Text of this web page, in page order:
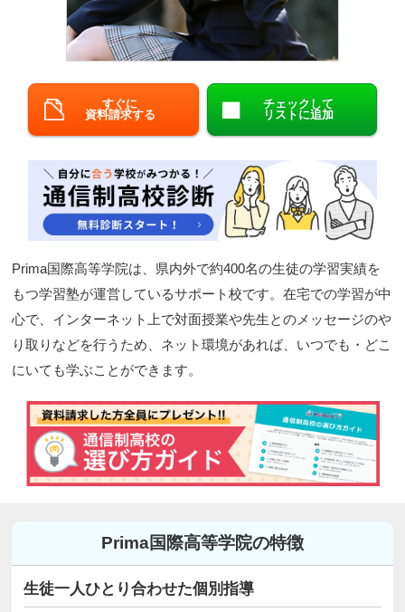
閉じる
すぐに
資料請求する
チェックして
リストに追加
Prima国際高等学院は、県内外で約400名の生徒の学習実績を
もつ学習塾が運営しているサポート校です。在宅での学習が中
心で、インターネット上で対面授業や先生とのメッセージのや
り取りなどを行うため、ネット環境があれば、いつでも・どこ
にいても学ぶことができます。
Prima国際高等学院の特徴
生徒一人ひとり合わせた個別指導